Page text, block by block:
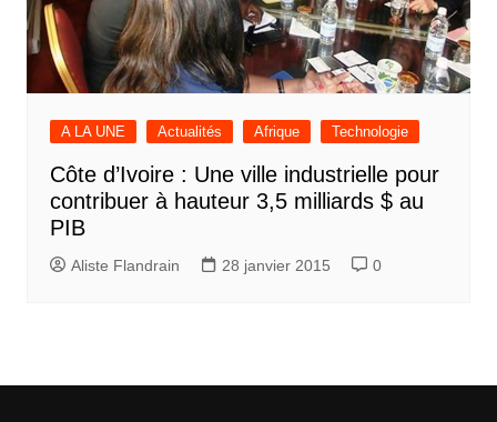
A LA UNE Actualités Afrique Technologie
Côte d’Ivoire : Une ville industrielle pour
contribuer à hauteur 3,5 milliards $ au
PIB
Aliste Flandrain 28 janvier 2015 0